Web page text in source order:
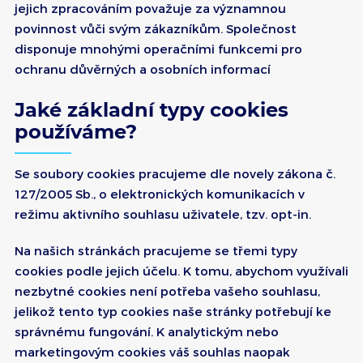
jejich zpracováním považuje za významnou
povinnost vůči svým zákazníkům. Společnost
disponuje mnohými operačními funkcemi pro
ochranu důvěrných a osobních informací
Jaké základní typy cookies
používáme?
Se soubory cookies pracujeme dle novely zákona č.
127/2005 Sb., o elektronických komunikacích v
režimu aktivního souhlasu uživatele, tzv. opt-in.
Na našich stránkách pracujeme se třemi typy
cookies podle jejich účelu. K tomu, abychom využívali
nezbytné cookies není potřeba vašeho souhlasu,
jelikož tento typ cookies naše stránky potřebují ke
správnému fungování. K analytickým nebo
marketingovým cookies váš souhlas naopak